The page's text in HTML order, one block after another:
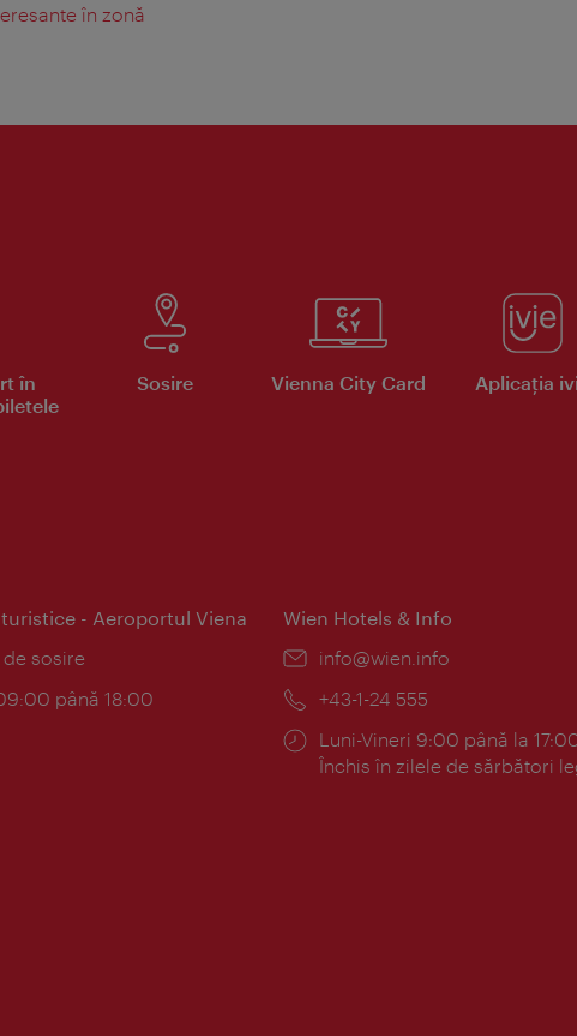
în zonă
în
Sosire Vienna City Card Aplicaţia
- Aeroportul Viena
sosire
până 18:00
Wien Hotels & Info
E-
info@wien.info
Telefon:
+43-1-24 555
Program:
Luni-Vineri 9:00 până la
Închis în zilele de sărbători